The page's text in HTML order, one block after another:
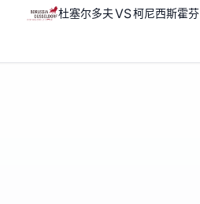
杜塞尔多夫VS柯尼西斯霍芬